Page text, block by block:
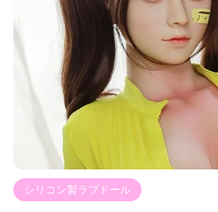
シリコン製ラブドール